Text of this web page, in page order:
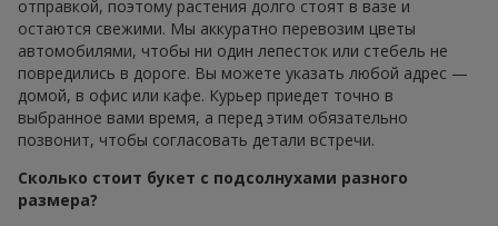
отправкой, поэтому растения долго стоят в вазе и
остаются свежими. Мы аккуратно перевозим цветы
автомобилями, чтобы ни один лепесток или стебель не
повредились в дороге. Вы можете указать любой адрес —
домой, в офис или кафе. Курьер приедет точно в
выбранное вами время, а перед этим обязательно
позвонит, чтобы согласовать детали встречи.
Сколько стоит букет с подсолнухами разного
размера?